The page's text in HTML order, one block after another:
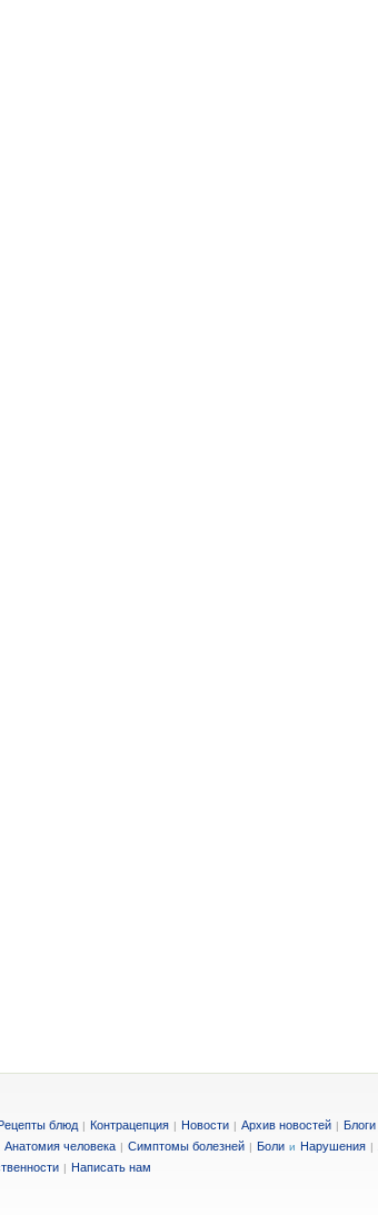
блюд | Контрацепция | Новости | Архив новостей | Блоги
Анатомия человека | Симптомы болезней | Боли и Нарушения |
| Написать нам